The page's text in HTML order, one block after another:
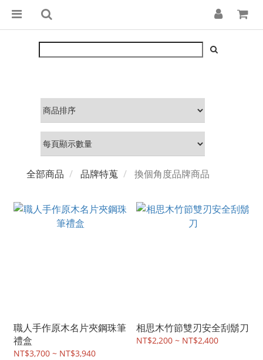
全部商品 品牌特蒐 換個角度品牌商品
職人手作原木名片夾鋼珠筆
禮盒
NT$3,700 ~ NT$3,940
相思木竹節雙刃安全刮鬍刀
NT$2,200 ~ NT$2,400